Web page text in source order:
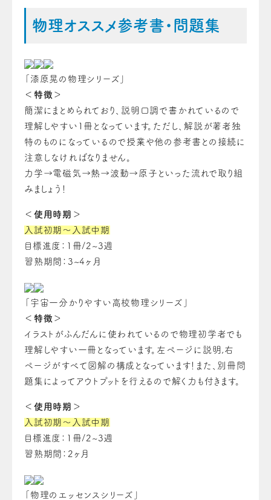
物理オススメ参考書・問題集
「漆原晃の物理シリーズ」
＜特徴＞
簡潔にまとめられており、説明口調で書かれているので
理解しやすい1冊となっています。ただし、解説が著者独
特のものになっているので授業や他の参考書との接続に
注意しなければなりません。
力学→電磁気→熱→波動→原子といった流れで取り組
みましょう！
＜使用時期＞
入試初期～入試中期
目標進度：1冊/2~3週
習熟期間：3~4ヶ月
「宇宙一分かりやすい高校物理シリーズ」
＜特徴＞
イラストがふんだんに使われているので物理初学者でも
理解しやすい一冊となっています。左ページに説明,右
ページがすべて図解の構成となっています！また、別冊問
題集によってアウトプットを行えるので解く力も付きます。
＜使用時期＞
入試初期～入試中期
目標進度：1冊/2~3週
習熟期間：2ヶ月
「物理のエッセンスシリーズ」